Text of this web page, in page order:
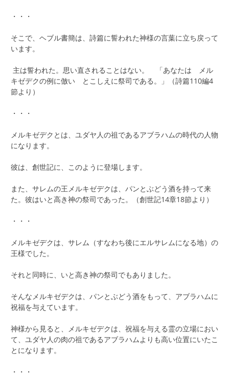
・・・
そこで、ヘブル書簡は、詩篇に誓われた神様の言葉に立ち戻って
います。
主は誓われた。思い直されることはない。 「あなたは メル
キゼデクの例に倣い とこしえに祭司である。」（詩篇110編4
節より）
・・・
メルキゼデクとは、ユダヤ人の祖であるアブラハムの時代の人物
になります。
彼は、創世記に、このように登場します。
また、サレムの王メルキゼデクは、パンとぶどう酒を持って来
た。彼はいと高き神の祭司であった。（創世記14章18節より）
・・・
メルキゼデクは、サレム（すなわち後にエルサレムになる地）の
王様でした。
それと同時に、いと高き神の祭司でもありました。
そんなメルキゼデクは、パンとぶどう酒をもって、アブラハムに
祝福を与えています。
神様から見ると、メルキゼデクは、祝福を与える霊の立場におい
て、ユダヤ人の肉の祖であるアブラハムよりも高い位置にいたこ
とになります。
・・・